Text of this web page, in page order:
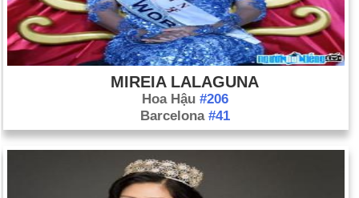
MIREIA LALAGUNA
Hoa Hậu #206
Barcelona #41